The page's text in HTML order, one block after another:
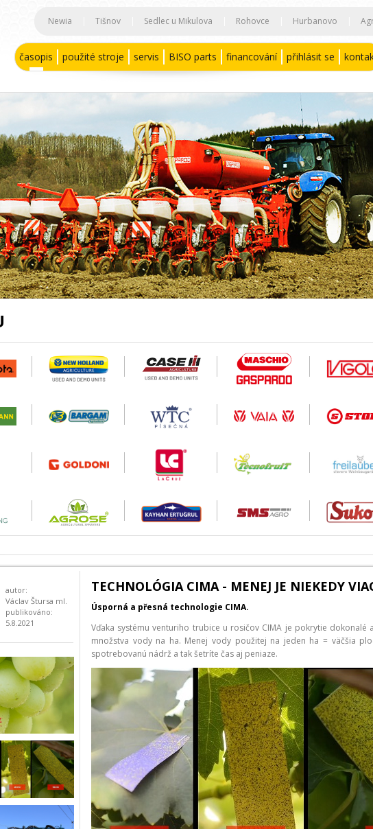
Newia Tišnov Sedlec u Mikulova Rohovce Hurbanovo
časopis použité stroje servis BISO parts financování přihlásit se
autor:
Václav Štursa ml.
publikováno:
5.8.2021
TECHNOLÓGIA CIMA - MENEJ JE NIEKEDY
Úsporná a přesná technologie CIMA.
Vďaka systému venturiho trubice u rosičov CIMA je pokrytie dokonalé
množstva vody na ha. Menej vody použitej na jeden ha = väčšia
spotrebovanú nádrž a tak šetríte čas aj peniaze.